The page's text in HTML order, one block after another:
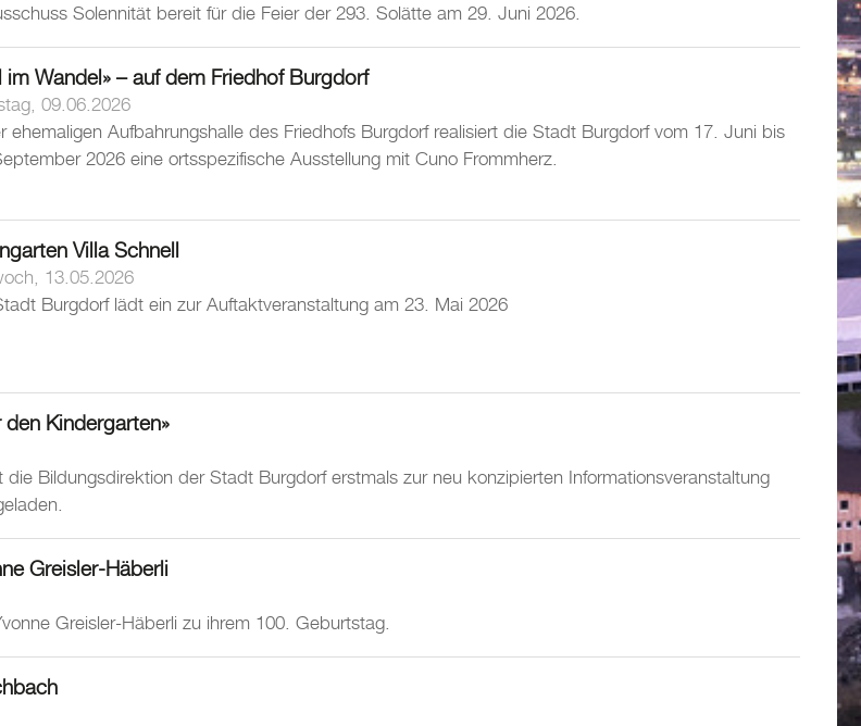
Solennität bereit für die Feier der 293. Solätte am 29. Juni 2026.
im Wandel» – auf dem Friedhof Burgdorf
09.06.2026
ehemaligen Aufbahrungshalle des Friedhofs Burgdorf realisiert die Stadt Burgdorf vom 17. Juni bis
2026 eine ortsspezifische Ausstellung mit Cuno Frommherz.
Villa Schnell
13.05.2026
Burgdorf lädt ein zur Auftaktveranstaltung am 23. Mai 2026
den Kindergarten»
Bildungsdirektion der Stadt Burgdorf erstmals zur neu konzipierten Informationsveranstaltung
Greisler-Häberli
Greisler-Häberli zu ihrem 100. Geburtstag.